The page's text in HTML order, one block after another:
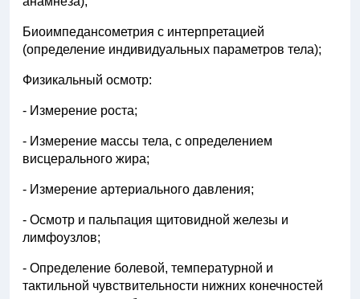
Биоимпедансометрия с интерпретацией
(определение индивидуальных параметров тела);
Физикальный осмотр:
- Измерение роста;
- Измерение массы тела, с определением
висцерального жира;
- Измерение артериального давления;
- Осмотр и пальпация щитовидной железы и
лимфоузлов;
- Определение болевой, температурной и
тактильной чувствительности нижних конечностей